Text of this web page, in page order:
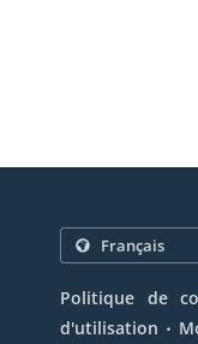
Politique de
d'utilisation .